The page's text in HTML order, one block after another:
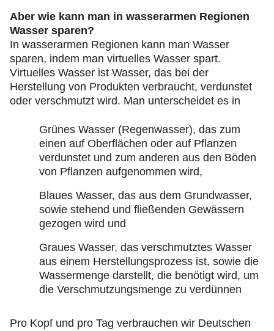
Aber wie kann man in wasserarmen Regionen
Wasser sparen?
In wasserarmen Regionen kann man Wasser
sparen, indem man virtuelles Wasser spart.
Virtuelles Wasser ist Wasser, das bei der
Herstellung von Produkten verbraucht, verdunstet
oder verschmutzt wird. Man unterscheidet es in
Grünes Wasser (Regenwasser), das zum
einen auf Oberflächen oder auf Pflanzen
verdunstet und zum anderen aus den Böden
von Pflanzen aufgenommen wird,
Blaues Wasser, das aus dem Grundwasser,
sowie stehend und fließenden Gewässern
gezogen wird und
Graues Wasser, das verschmutztes Wasser
aus einem Herstellungsprozess ist, sowie die
Wassermenge darstellt, die benötigt wird, um
die Verschmutzungsmenge zu verdünnen
Pro Kopf und pro Tag verbrauchen wir Deutschen